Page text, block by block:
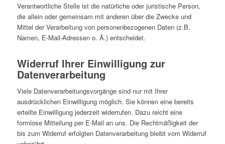
Verantwortliche Stelle ist die natürliche oder juristische Person,
die allein oder gemeinsam mit anderen über die Zwecke und
Mittel der Verarbeitung von personenbezogenen Daten (z.B.
Namen, E-Mail-Adressen o. Ä.) entscheidet.
Widerruf Ihrer Einwilligung zur
Datenverarbeitung
Viele Datenverarbeitungsvorgänge sind nur mit Ihrer
ausdrücklichen Einwilligung möglich. Sie können eine bereits
erteilte Einwilligung jederzeit widerrufen. Dazu reicht eine
formlose Mitteilung per E-Mail an uns. Die Rechtmäßigkeit der
bis zum Widerruf erfolgten Datenverarbeitung bleibt vom Widerruf